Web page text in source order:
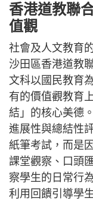
香港道教聯
值觀
社會及人文教育
沙田區香港道教
文科以國民教育
有的價值觀教育
結」的核心美德
進展性與總結性
紙筆考試，而是
課堂觀察、口頭
察學生的日常行
利用回饋引導學